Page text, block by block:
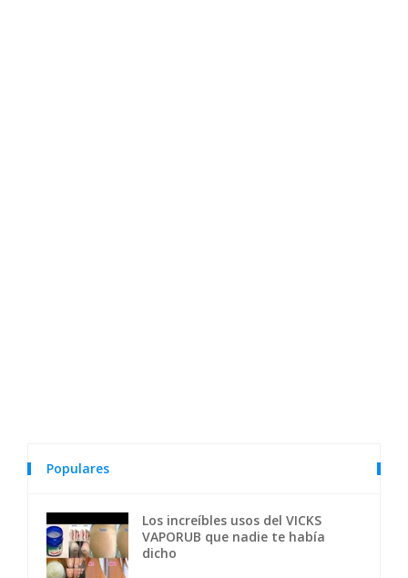
Populares
Los increíbles usos del VICKS
VAPORUB que nadie te había
dicho